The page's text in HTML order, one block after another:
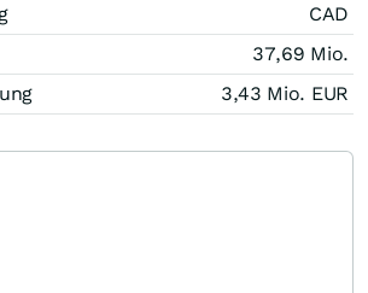
CAD
37,69 Mio.
3,43 Mio. EUR